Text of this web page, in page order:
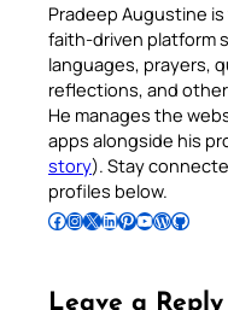
Pradeep Augustine
faith-driven platform
languages, prayers,
reflections, and
He manages the
apps alongside his
story). Stay
profiles below.
Follow Pradeep on Facebook Follow Pradeep on InstagramFollow Pradeep on X Follow Pradeep on LinkedIn Follow Pradeep on Pinterest Subscribe to Pradeep’s Youtube Channel Follow Pradeep on WordPress Follow Pradeep on GitHub
Leave a Reply